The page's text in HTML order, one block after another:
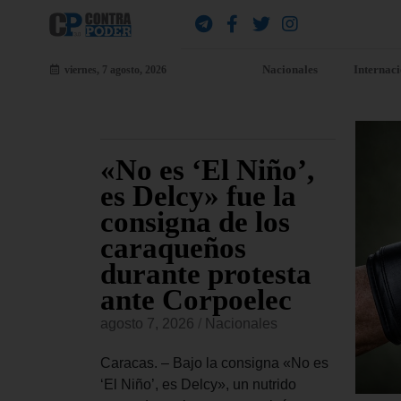
viernes, 7 agosto, 2026 Nacionales
«No es ‘El Niño’,
es Delcy» fue la
consigna de los
caraqueños
durante protesta
ante Corpoelec
agosto 7, 2026 Nacionales
Caracas. – Bajo la consigna «No es
‘El Niño’, es Delcy», un nutrido